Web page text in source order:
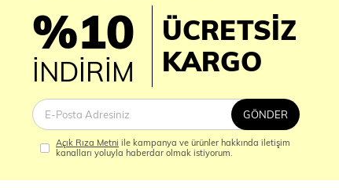
%10
İNDİRİM
ÜCRETSİZ
KARGO
GÖNDER
Açık Rıza Metni ile kampanya ve ürünler hakkında iletişim
kanalları yoluyla haberdar olmak istiyorum.